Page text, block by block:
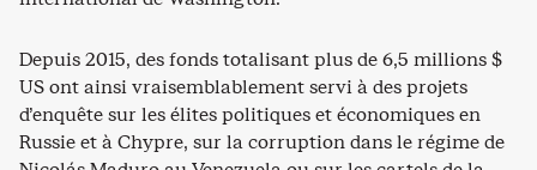
Depuis 2015, des fonds totalisant plus de 6,5 millions $
US ont ainsi vraisemblablement servi à des projets
d’enquête sur les élites politiques et économiques en
Russie et à Chypre, sur la corruption dans le régime de